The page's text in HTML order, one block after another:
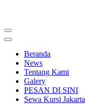
Beranda
News
Tentang Kami
Galery
PESAN DI SINI
Sewa Kursi Jakarta